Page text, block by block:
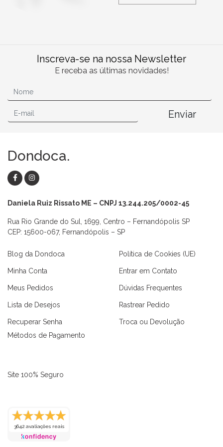
Macaquinhos
Inscreva-se na nossa Newsletter
E receba as últimas novidades!
Enviar
Dondoca.
Daniela Ruiz Rissato ME – CNPJ 13.244.205/0002-45
Rua Rio Grande do Sul, 1699, Centro – Fernandópolis SP
CEP: 15600-067, Fernandópolis – SP
Blog da Dondoca
Minha Conta
Meus Pedidos
Lista de Desejos
Recuperar Senha
Política de Cookies (UE)
Entrar em Contato
Dúvidas Frequentes
Rastrear Pedido
Troca ou Devolução
Métodos de Pagamento
Site 100% Seguro
3642 avaliações reais